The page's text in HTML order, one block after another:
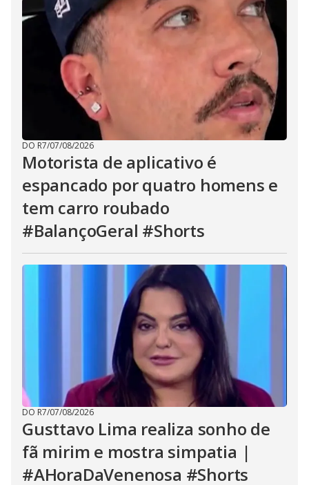
DO R7/07/08/2026
Motorista de aplicativo é
espancado por quatro homens e
tem carro roubado
#BalançoGeral #Shorts
DO R7/07/08/2026
Gusttavo Lima realiza sonho de
fã mirim e mostra simpatia |
#AHoraDaVenenosa #Shorts